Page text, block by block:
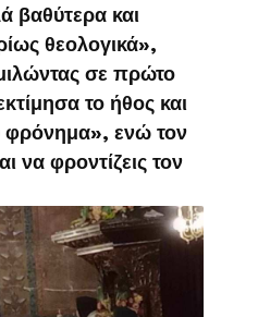
βαθύτερα και
θεολογικά»,
σε πρώτο
το ήθος και
φρόνημα», ενώ τον
να φροντίζεις τον